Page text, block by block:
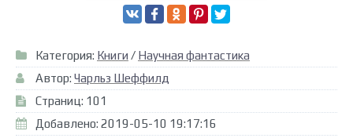
Категория: Книги / Научная фантастика
Автор: Чарльз Шеффилд
Страниц: 101
Добавлено: 2019-05-10 19:17:16